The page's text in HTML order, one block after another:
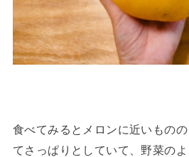
食べてみるとメロンに近いもの
てさっぱりとしていて、野菜の